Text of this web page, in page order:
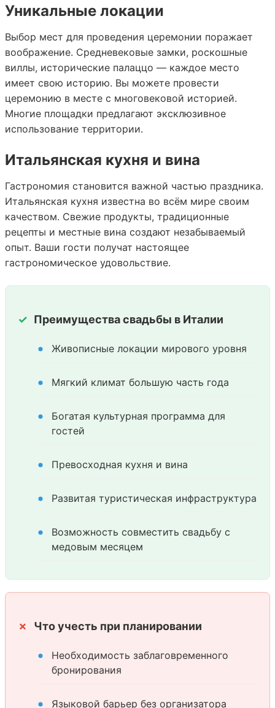
Уникальные локации
Выбор мест для проведения церемонии поражает
воображение. Средневековые замки, роскошные
виллы, исторические палаццо — каждое место
имеет свою историю. Вы можете провести
церемонию в месте с многовековой историей.
Многие площадки предлагают эксклюзивное
использование территории.
Итальянская кухня и вина
Гастрономия становится важной частью праздника.
Итальянская кухня известна во всём мире своим
качеством. Свежие продукты, традиционные
рецепты и местные вина создают незабываемый
опыт. Ваши гости получат настоящее
гастрономическое удовольствие.
Преимущества свадьбы в Италии
Живописные локации мирового уровня
Мягкий климат большую часть года
Богатая культурная программа для
гостей
Превосходная кухня и вина
Развитая туристическая инфраструктура
Возможность совместить свадьбу с
медовым месяцем
Что учесть при планировании
Необходимость заблаговременного
бронирования
Языковой барьер без организатора